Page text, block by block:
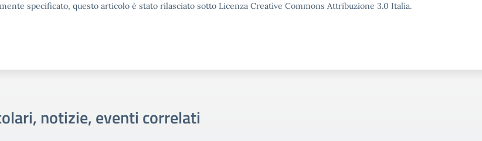
specificato, questo articolo è stato rilasciato sotto Licenza Creative Commons Attribuzione 3.0 Italia.
notizie, eventi correlati